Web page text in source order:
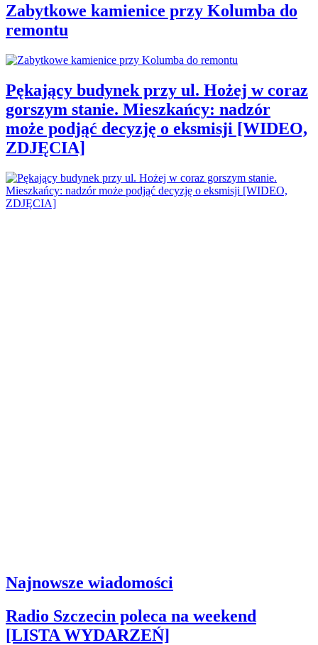
Zabytkowe kamienice przy Kolumba do
remontu
Pękający budynek przy ul. Hożej w coraz
gorszym stanie. Mieszkańcy: nadzór
może podjąć decyzję o eksmisji [WIDEO,
ZDJĘCIA]
Najnowsze wiadomości
Radio Szczecin poleca na weekend
[LISTA WYDARZEŃ]